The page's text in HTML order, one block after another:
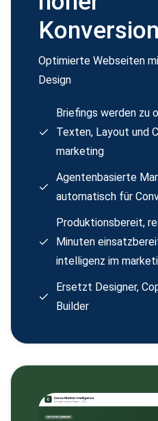
Optimierte Webseiten
Design
Briefings werden zu
Texten, Layout und
marketing
Agentenbasierte
automatisch für
Produktionsbereit,
Minuten
intelligenz im
Ersetzt Designer,
Builder